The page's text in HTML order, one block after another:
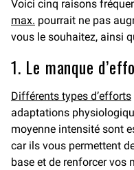
Voici cinq raisons
max. pourrait ne pas
vous le souhaitez, ainsi
1. Le manque
Différents types d’efforts
adaptations
moyenne intensité sont
car ils vous permettent
base et de renforcer vos